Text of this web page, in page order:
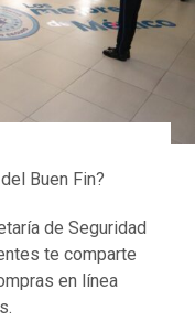
Buen Fin?
de Seguridad
te comparte
en línea